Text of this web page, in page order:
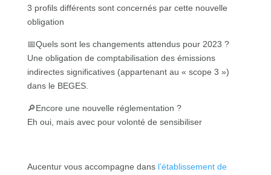
3 profils différents sont concernés par cette nouvelle
obligation
📅Quels sont les changements attendus pour 2023 ?
Une obligation de comptabilisation des émissions
indirectes significatives (appartenant au « scope 3 »)
dans le BEGES.
🔎Encore une nouvelle réglementation ?
Eh oui, mais avec pour volonté de sensibiliser
Aucentur vous accompagne dans l’établissement de